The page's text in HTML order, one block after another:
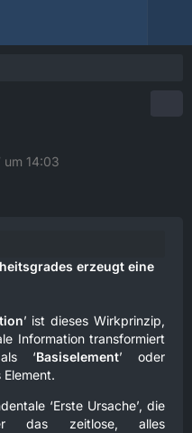
um 14:03
erzeugt eine
’ ist dieses Wirkprinzip,
Information transformiert
‘Basiselement’ oder
Element.
‘Erste Ursache’, die
das zeitlose, alles